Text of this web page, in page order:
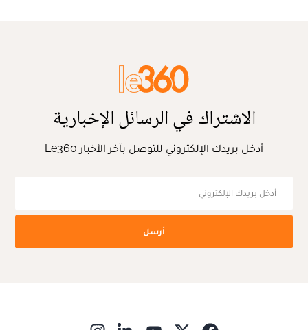
الاشتراك في الرسائل الإخبارية
أدخل بريدك الإلكتروني للتوصل بآخر الأخبار Le360
أرسل